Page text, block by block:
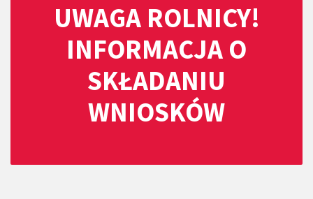
UWAGA ROLNICY!
INFORMACJA O
SKŁADANIU
WNIOSKÓW